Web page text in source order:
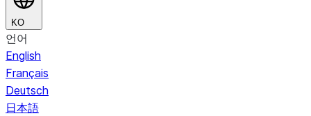
KO
언어
English
Français
Deutsch
日本語